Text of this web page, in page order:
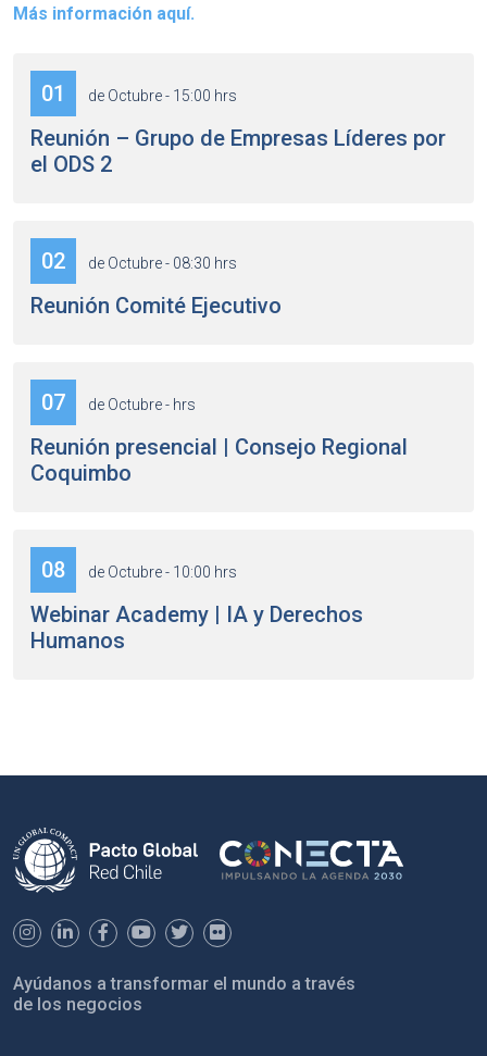
Más información aquí.
01 de Octubre - 15:00 hrs
Reunión – Grupo de Empresas Líderes por
el ODS 2
02 de Octubre - 08:30 hrs
Reunión Comité Ejecutivo
07 de Octubre - hrs
Reunión presencial | Consejo Regional
Coquimbo
08 de Octubre - 10:00 hrs
Webinar Academy | IA y Derechos
Humanos
Ayúdanos a transformar el mundo a través
de los negocios